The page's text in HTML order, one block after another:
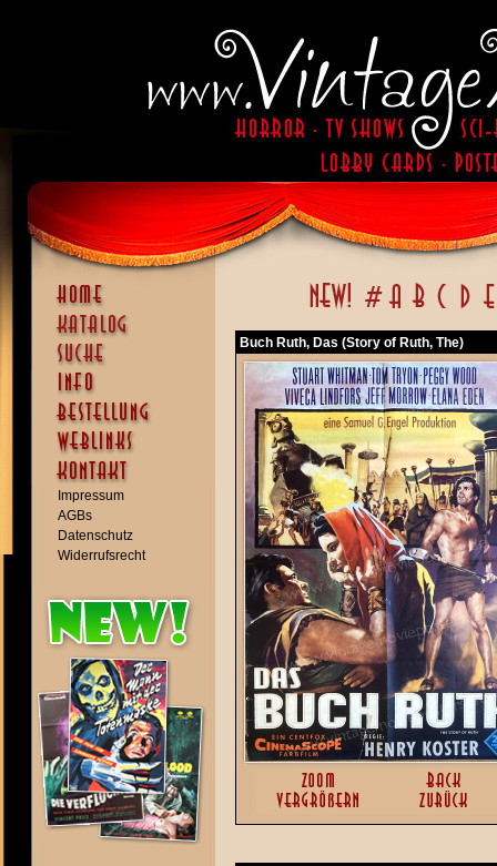
Impressum
AGBs
Datenschutz
Widerrufsrecht
Buch Ruth, Das (Story of Ruth, The)